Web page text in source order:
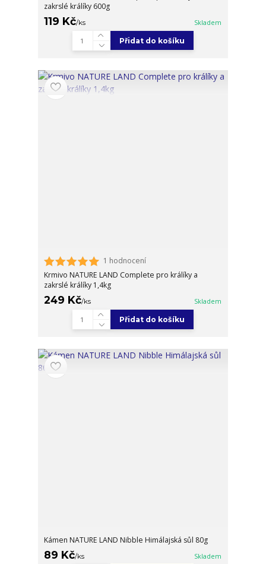
zakrslé králíky 600g
119 Kč/ks Skladem
Přidat do košíku
1 hodnocení
Krmivo NATURE LAND Complete pro králíky a
zakrslé králíky 1,4kg
249 Kč/ks Skladem
Přidat do košíku
Kámen NATURE LAND Nibble Himálajská sůl 80g
89 Kč/ks Skladem